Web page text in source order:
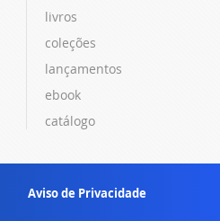
livros
coleções
lançamentos
ebook
catálogo
Aviso de Privacidade